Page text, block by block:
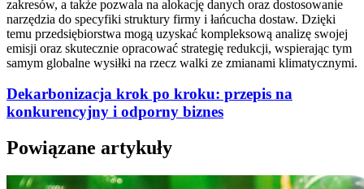
zakresów, a także pozwala na alokację danych oraz dostosowanie
narzędzia do specyfiki struktury firmy i łańcucha dostaw. Dzięki
temu przedsiębiorstwa mogą uzyskać kompleksową analizę swojej
emisji oraz skutecznie opracować strategię redukcji, wspierając tym
samym globalne wysiłki na rzecz walki ze zmianami klimatycznymi.
Dekarbonizacja krok po kroku: przepis na
konkurencyjny i odporny biznes
Powiązane artykuły